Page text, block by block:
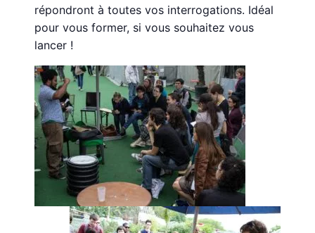
répondront à toutes vos interrogations. Idéal
pour vous former, si vous souhaitez vous
lancer !